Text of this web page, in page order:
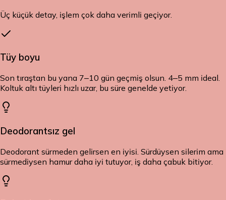
Üç küçük detay, işlem çok daha verimli geçiyor.
Tüy boyu
Son tıraştan bu yana 7–10 gün geçmiş olsun. 4–5 mm ideal.
Koltuk altı tüyleri hızlı uzar, bu süre genelde yetiyor.
Deodorantsız gel
Deodorant sürmeden gelirsen en iyisi. Sürdüysen silerim ama
sürmediysen hamur daha iyi tutuyor, iş daha çabuk bitiyor.